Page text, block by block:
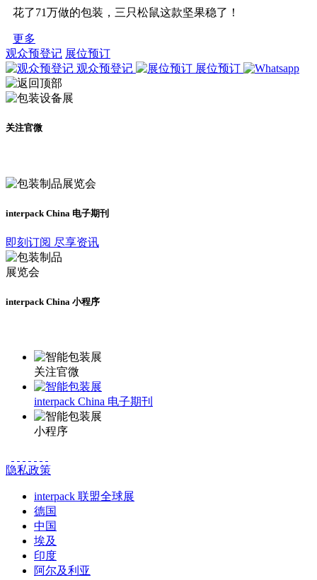
花了71万做的包装，三只松鼠这款坚果稳了！
更多
观众预登记 展位预订
观众预登记
展位预订
关注官微
interpack China 电子期刊
即刻订阅 尽享资讯
interpack China 小程序
关注官微
interpack China 电子期刊
小程序
隐私政策
interpack 联盟全球展
德国
中国
埃及
印度
阿尔及利亚